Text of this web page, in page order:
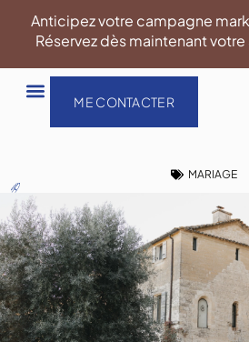
Anticipez votre campagne
Réservez dès maintenant votre
ME CONTACTER
MARIAGE